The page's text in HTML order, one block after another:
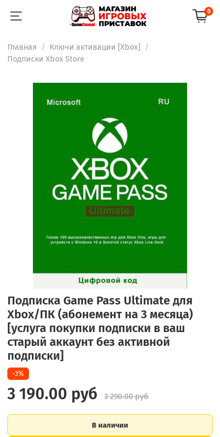
0
Главная
Ключи активации [Xbox]
Подписки Xbox Store
Подписка Game Pass Ultimate для
Xbox/ПК (абонемент на 3 месяца)
[услуга покупки подписки в ваш
старый аккаунт без активной
подписки]
-3%
3 190.00 руб 3 290.00 руб
В наличии